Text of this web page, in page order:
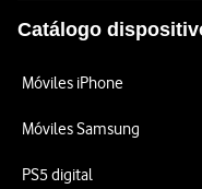
Catálogo
Móviles iPhone
Móviles Samsung
PS5 digital